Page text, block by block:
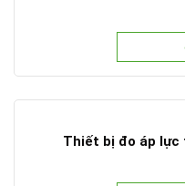
Thiết bị đo áp lực